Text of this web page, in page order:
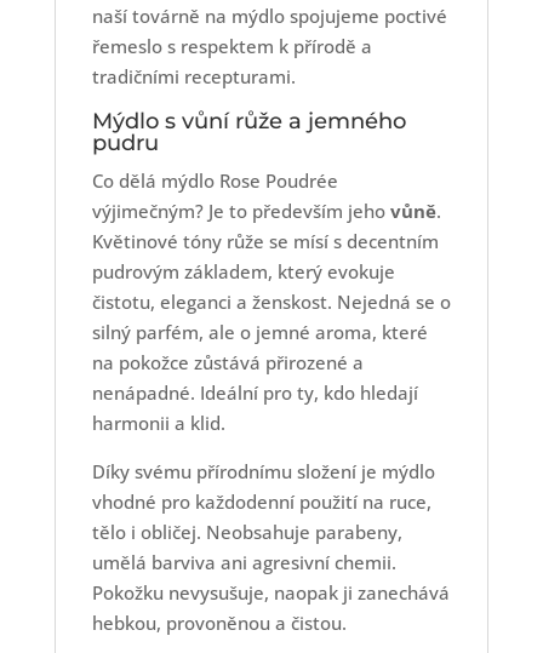
naší továrně na mýdlo spojujeme poctivé
řemeslo s respektem k přírodě a
tradičními recepturami.
Mýdlo s vůní růže a jemného
pudru
Co dělá mýdlo Rose Poudrée
výjimečným? Je to především jeho vůně.
Květinové tóny růže se mísí s decentním
pudrovým základem, který evokuje
čistotu, eleganci a ženskost. Nejedná se o
silný parfém, ale o jemné aroma, které
na pokožce zůstává přirozené a
nenápadné. Ideální pro ty, kdo hledají
harmonii a klid.
Díky svému přírodnímu složení je mýdlo
vhodné pro každodenní použití na ruce,
tělo i obličej. Neobsahuje parabeny,
umělá barviva ani agresivní chemii.
Pokožku nevysušuje, naopak ji zanechává
hebkou, provoněnou a čistou.